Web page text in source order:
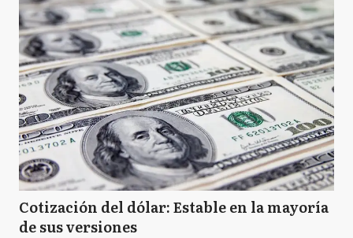
Cotización del dólar: Estable en la mayoría
de sus versiones